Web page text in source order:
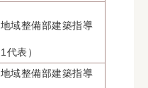
域整備部建築指導
代表）
域整備部建築指導